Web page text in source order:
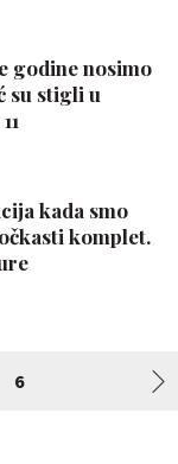
godine nosimo
su stigli u
kada smo
komplet.
6